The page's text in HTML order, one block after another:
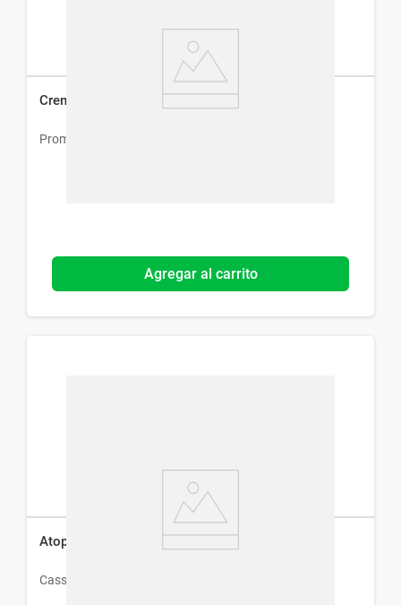
Crema Humectante Innovanz x 100 g
Promofarma
Agregar al carrito
Atopix Crema x 150 g
Cassara